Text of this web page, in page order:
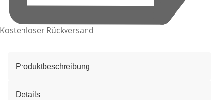
Kostenloser Rückversand
Produktbeschreibung
Details